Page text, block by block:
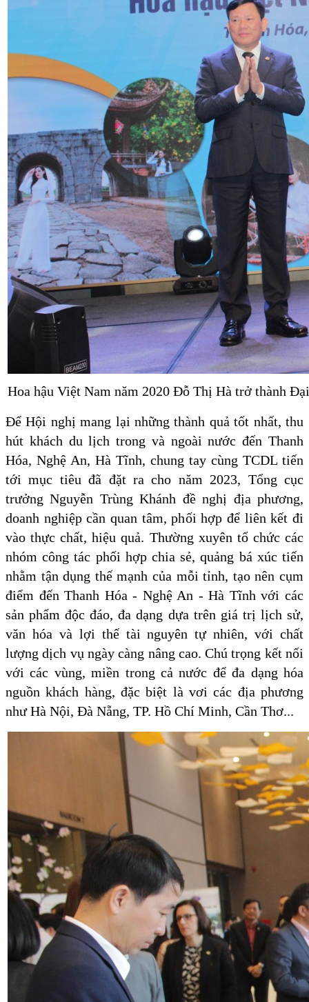
Hoa hậu Việt Nam năm 2020 Đỗ Thị Hà trở thành
Để Hội nghị mang lại những thành quả tốt nhất, thu
hút khách du lịch trong và ngoài nước đến Thanh
Hóa, Nghệ An, Hà Tĩnh, chung tay cùng TCDL tiến
tới mục tiêu đã đặt ra cho năm 2023, Tổng cục
trưởng Nguyễn Trùng Khánh đề nghị địa phương,
doanh nghiệp cần quan tâm, phối hợp để liên kết đi
vào thực chất, hiệu quả. Thường xuyên tổ chức các
nhóm công tác phối hợp chia sẻ, quảng bá xúc tiến
nhằm tận dụng thế mạnh của mỗi tỉnh, tạo nên cụm
điểm đến Thanh Hóa - Nghệ An - Hà Tĩnh với các
sản phẩm độc đáo, đa dạng dựa trên giá trị lịch sử,
văn hóa và lợi thế tài nguyên tự nhiên, với chất
lượng dịch vụ ngày càng nâng cao. Chú trọng kết nối
với các vùng, miền trong cả nước để đa dạng hóa
nguồn khách hàng, đặc biệt là vơi các địa phương
như Hà Nội, Đà Nẵng, TP. Hồ Chí Minh, Cần Thơ...